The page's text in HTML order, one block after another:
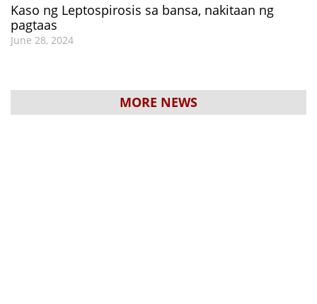
Kaso ng Leptospirosis sa bansa, nakitaan ng
pagtaas
June 28, 2024
MORE NEWS